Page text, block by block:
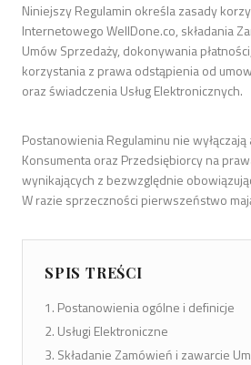
Niniejszy Regulamin określa zasady
Internetowego WellDone.co, składania
Umów Sprzedaży, dokonywania
korzystania z prawa odstąpienia od
oraz świadczenia Usług Elektronicznych.
Postanowienia Regulaminu nie
Konsumenta oraz Przedsiębiorcy na
wynikających z bezwzględnie
W razie sprzeczności pierwszeństwo
SPIS TREŚCI
Postanowienia ogólne i definicje
Usługi Elektroniczne
Składanie Zamówień i zawarcie